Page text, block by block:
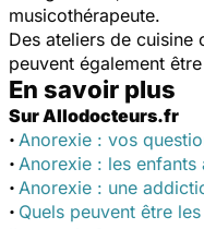
musicothérapeute.
Des ateliers de
peuvent également
En savoir plus
Sur Allodocteurs.fr
· Anorexie : vos
· Anorexie : les enfants
· Anorexie : une
· Quels peuvent être